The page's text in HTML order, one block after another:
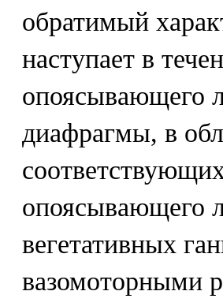
обратимый
наступает в
опоясывающего
диафрагмы, в
опоясывающего
вегетативных
вазомоторными